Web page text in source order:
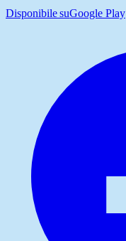
Disponibile suGoogle Play